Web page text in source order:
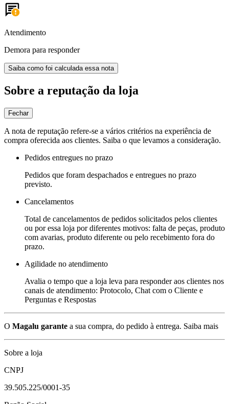
Atendimento
Demora para responder
Saiba como foi calculada essa nota
Sobre a reputação da loja
Fechar
A nota de reputação refere-se a vários critérios na experiência de
compra oferecida aos clientes. Saiba o que levamos a consideração.
Pedidos entregues no prazo
Pedidos que foram despachados e entregues no prazo
previsto.
Cancelamentos
Total de cancelamentos de pedidos solicitados pelos clientes
ou por essa loja por diferentes motivos: falta de peças, produto
com avarias, produto diferente ou pelo recebimento fora do
prazo.
Agilidade no atendimento
Avalia o tempo que a loja leva para responder aos clientes nos
canais de atendimento: Protocolo, Chat com o Cliente e
Perguntas e Respostas
O Magalu garante a sua compra, do pedido à entrega. Saiba mais
Sobre a loja
CNPJ
39.505.225/0001-35